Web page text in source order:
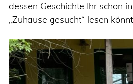
dessen Geschichte Ihr schon
„Zuhause gesucht“ lesen